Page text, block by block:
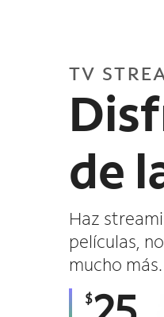
TV
de
Haz
películas,
mucho más.
$